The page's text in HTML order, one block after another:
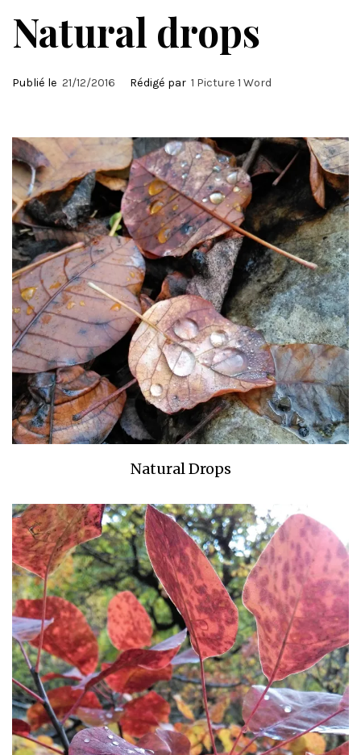
Natural drops
Publié le 21/12/2016 Rédigé par 1 Picture 1 Word
Natural Drops